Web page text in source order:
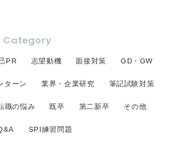
Category
PR 志望動機 面接対策 GD・GW
ターン 業界・企業研究 筆記試験対策
職の悩み 既卒 第二新卒 その他
SPI練習問題